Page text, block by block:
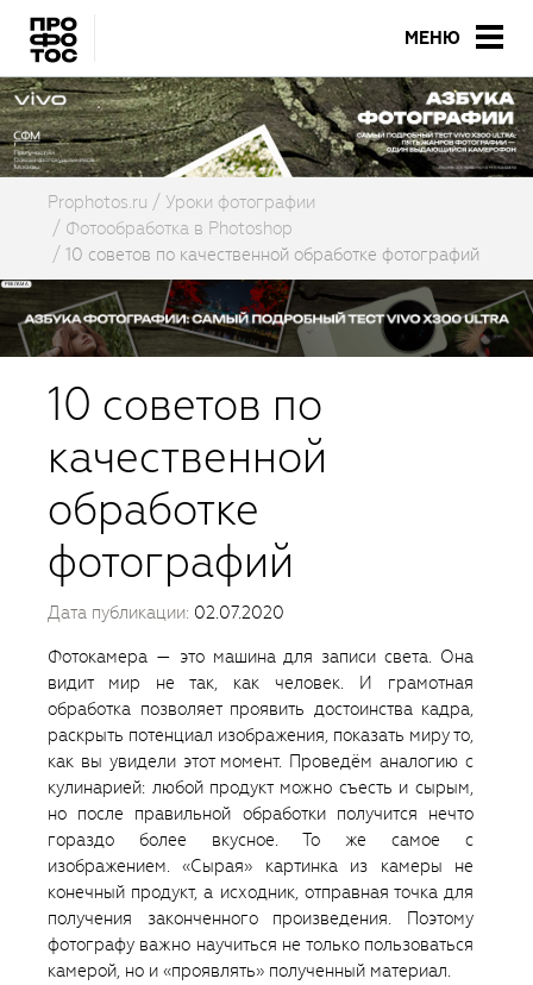
МЕНЮ
Prophotos.ru
Уроки фотографии
Фотообработка в Photoshop
10 советов по качественной обработке фотографий
10 советов по
качественной
обработке
фотографий
Дата публикации: 02.07.2020
Фотокамера — это машина для записи света. Она
видит мир не так, как человек. И грамотная
обработка позволяет проявить достоинства кадра,
раскрыть потенциал изображения, показать миру то,
как вы увидели этот момент. Проведём аналогию с
кулинарией: любой продукт можно съесть и сырым,
но после правильной обработки получится нечто
гораздо более вкусное. То же самое с
изображением. «Сырая» картинка из камеры не
конечный продукт, а исходник, отправная точка для
получения законченного произведения. Поэтому
фотографу важно научиться не только пользоваться
камерой, но и «проявлять» полученный материал.